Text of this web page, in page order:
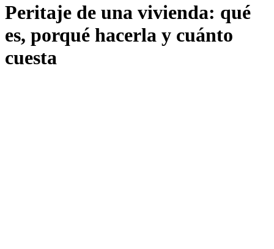
Peritaje de una vivienda: qué
es, porqué hacerla y cuánto
cuesta